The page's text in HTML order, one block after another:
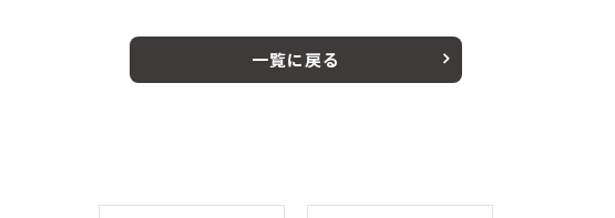
一覧に戻る